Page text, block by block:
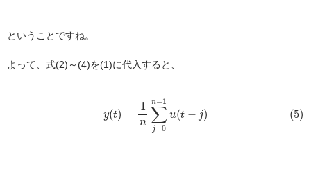
ということですね。
よって、式(2)～(4)を(1)に代入すると、
y(t) =
1
n
n−1
∑
j=0
u(t − j) (5)
∑j =0